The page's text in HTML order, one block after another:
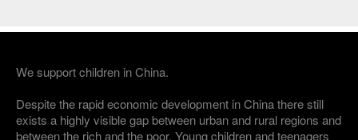
We support children in China.
Despite the rapid economic development in China there still
exists a highly visible gap between urban and rural regions and
between the rich and the poor. Young children and teenagers